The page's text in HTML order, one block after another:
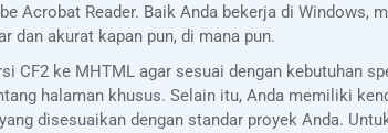
Reader. Baik Anda bekerja di Windows,
dan akurat kapan pun, di mana pun.
ke MHTML agar sesuai dengan kebutuhan
halaman khusus. Selain itu, Anda memiliki
disesuaikan dengan standar proyek Anda.